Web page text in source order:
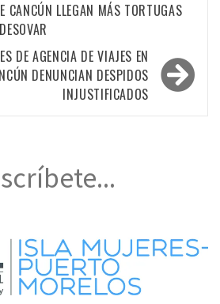
CANCÚN LLEGAN MÁS TORTUGAS
DE AGENCIA DE VIAJES EN
DENUNCIAN DESPIDOS
INJUSTIFICADOS